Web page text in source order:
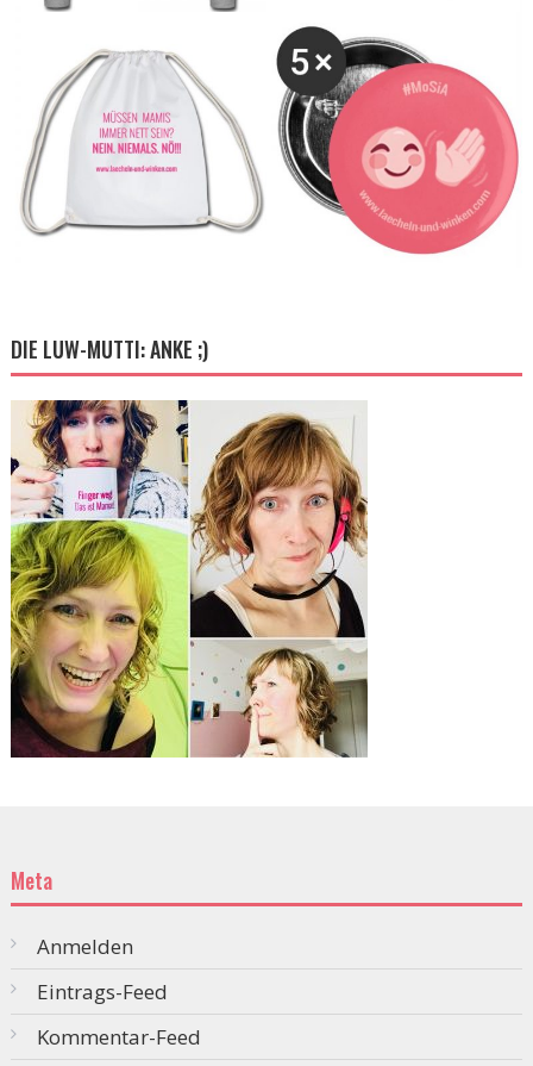
DIE LUW-MUTTI: ANKE ;)
Meta
Anmelden
Eintrags-Feed
Kommentar-Feed